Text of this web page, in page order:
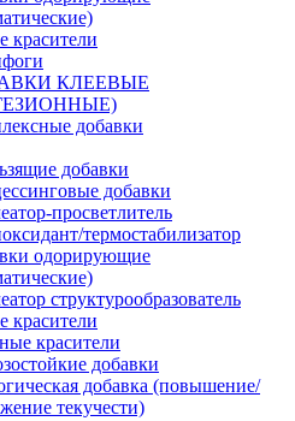
красители
КЛЕЕВЫЕ
добавки
добавки
добавки
просветлитель
термостабилизатор
одорирующие
структурообразователь
красители
красители
добавки
добавка (повышение/
текучести)